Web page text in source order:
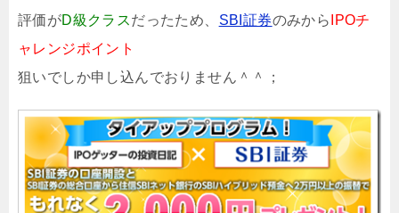
評価がD級クラスだったため、 SBI証券のみから IPOチ
ャレンジポイント
狙いでしか申し込んでおりません＾＾；